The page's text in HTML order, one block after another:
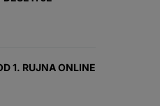
1. RUJNA ONLINE